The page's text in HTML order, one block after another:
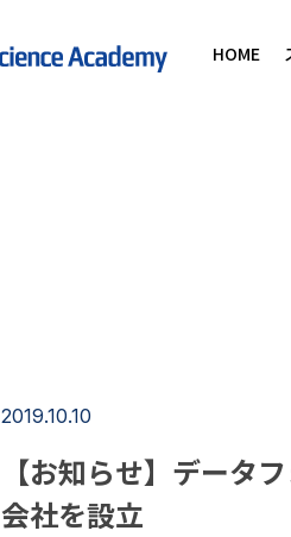
HOME
2019.10.10
【お知らせ】データ
会社を設立